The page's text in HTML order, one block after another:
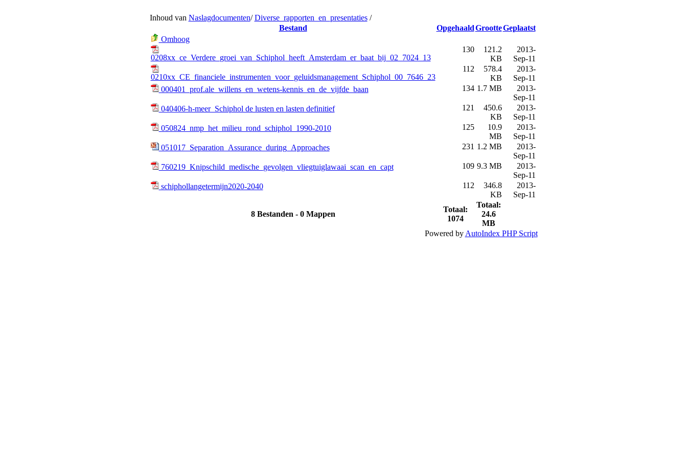
Inhoud van Naslagdocumenten/Diverse_rapporten_en_presentaties/
Bestand
OpgehaaldGrootteGeplaatst
Omhoog
0208xx_ce_Verdere_groei_van_Schiphol_heeft_Amsterdam_er_baat_bij_02_7024_13
130
121.2
KB
2013-
Sep-11
0210xx_CE_financiele_instrumenten_voor_geluidsmanagement_Schiphol_00_7646_23
112
578.4
KB
2013-
Sep-11
000401_prof.ale_willens_en_wetens-kennis_en_de_vijfde_baan
134 1.7 MB
2013-
Sep-11
040406-h-meer_Schiphol de lusten en lasten definitief
121
450.6
KB
2013-
Sep-11
050824_nmp_het_milieu_rond_schiphol_1990-2010
125
10.9
MB
2013-
Sep-11
051017_Separation_Assurance_during_Approaches
231 1.2 MB
2013-
Sep-11
760219_Knipschild_medische_gevolgen_vliegtuiglawaai_scan_en_capt
109 9.3 MB
2013-
Sep-11
schiphollangetermijn2020-2040
112
346.8
KB
2013-
Sep-11
8 Bestanden - 0 Mappen
Totaal:
1074
Totaal:
24.6
MB
Powered by AutoIndex PHP Script